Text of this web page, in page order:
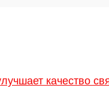
качество